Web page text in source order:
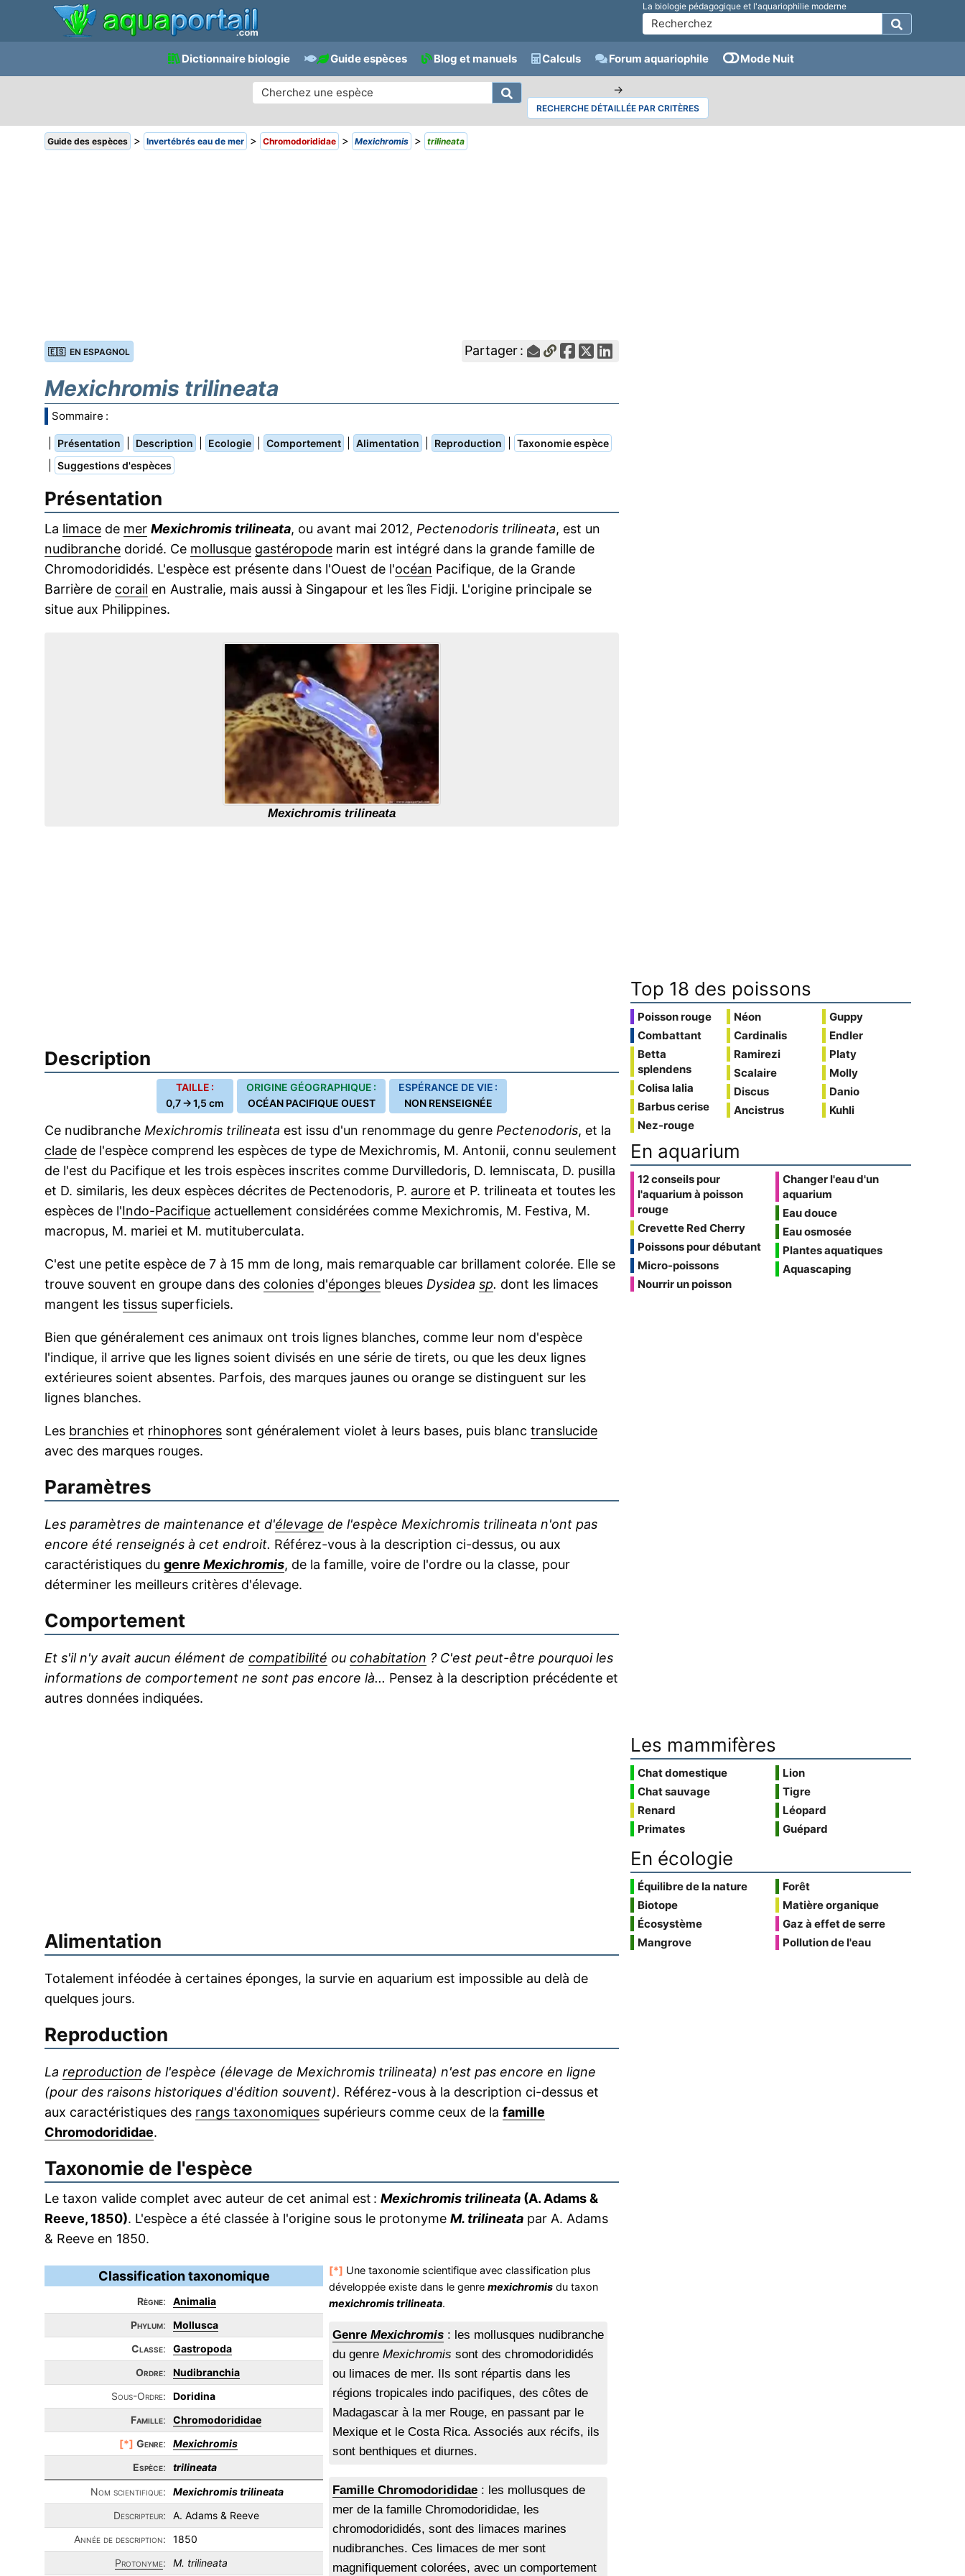
La biologie pédagogique et l'aquariophilie moderne
Dictionnaire biologie Guide espèces Blog et manuels Calculs Forum aquariophile Mode Nuit
→
RECHERCHE DÉTAILLÉE PAR CRITÈRES
Guide des espèces > Invertébrés eau de mer > Chromodorididae > Mexichromis > trilineata
🇪🇸 EN ESPAGNOL Partager :
Mexichromis trilineata
Sommaire :
Présentation Description Ecologie Comportement Alimentation Reproduction Taxonomie espèce
Suggestions d'espèces
Présentation
La limace de mer Mexichromis trilineata, ou avant mai 2012, Pectenodoris trilineata, est un
nudibranche doridé. Ce mollusque gastéropode marin est intégré dans la grande famille de
Chromodorididés. L'espèce est présente dans l'Ouest de l'océan Pacifique, de la Grande
Barrière de corail en Australie, mais aussi à Singapour et les îles Fidji. L'origine principale se
situe aux Philippines.
Mexichromis trilineata
Description
TAILLE :
0,7 → 1,5 cm
ORIGINE GÉOGRAPHIQUE :
OCÉAN PACIFIQUE OUEST
ESPÉRANCE DE VIE :
NON RENSEIGNÉE
Ce nudibranche Mexichromis trilineata est issu d'un renommage du genre Pectenodoris, et la
clade de l'espèce comprend les espèces de type de Mexichromis, M. Antonii, connu seulement
de l'est du Pacifique et les trois espèces inscrites comme Durvilledoris, D. lemniscata, D. pusilla
et D. similaris, les deux espèces décrites de Pectenodoris, P. aurore et P. trilineata et toutes les
espèces de l'Indo-Pacifique actuellement considérées comme Mexichromis, M. Festiva, M.
macropus, M. mariei et M. mutituberculata.
C'est une petite espèce de 7 à 15 mm de long, mais remarquable car brillament colorée. Elle se
trouve souvent en groupe dans des colonies d'éponges bleues Dysidea sp. dont les limaces
mangent les tissus superficiels.
Bien que généralement ces animaux ont trois lignes blanches, comme leur nom d'espèce
l'indique, il arrive que les lignes soient divisés en une série de tirets, ou que les deux lignes
extérieures soient absentes. Parfois, des marques jaunes ou orange se distinguent sur les
lignes blanches.
Les branchies et rhinophores sont généralement violet à leurs bases, puis blanc translucide
avec des marques rouges.
Paramètres
Les paramètres de maintenance et d'élevage de l'espèce Mexichromis trilineata n'ont pas
encore été renseignés à cet endroit. Référez-vous à la description ci-dessus, ou aux
caractéristiques du genre Mexichromis, de la famille, voire de l'ordre ou la classe, pour
déterminer les meilleurs critères d'élevage.
Comportement
Et s'il n'y avait aucun élément de compatibilité ou cohabitation ? C'est peut-être pourquoi les
informations de comportement ne sont pas encore là... Pensez à la description précédente et
autres données indiquées.
Alimentation
Totalement inféodée à certaines éponges, la survie en aquarium est impossible au delà de
quelques jours.
Reproduction
La reproduction de l'espèce (élevage de Mexichromis trilineata) n'est pas encore en ligne
(pour des raisons historiques d'édition souvent). Référez-vous à la description ci-dessus et
aux caractéristiques des rangs taxonomiques supérieurs comme ceux de la famille
Chromodorididae.
Taxonomie de l'espèce
Le taxon valide complet avec auteur de cet animal est : Mexichromis trilineata (A. Adams &
Reeve, 1850). L'espèce a été classée à l'origine sous le protonyme M. trilineata par A. Adams
& Reeve en 1850.
Classification taxonomique
Règne:
Animalia
Phylum:
Mollusca
Classe:
Gastropoda
Ordre:
Nudibranchia
Sous-Ordre:
Doridina
Famille:
Chromodorididae
[*] Genre:
Mexichromis
Espèce:
trilineata
Nom scientifique:
Mexichromis trilineata
Descripteur:
A. Adams & Reeve
Année de description:
1850
Protonyme: M. trilineata
[*] Une taxonomie scientifique avec classification plus
développée existe dans le genremexichromis du taxon
mexichromis trilineata.
GenreMexichromis : les mollusques nudibranche
du genreMexichromis sont des chromodorididés
ou limaces de mer. Ils sont répartis dans les
régions tropicales indo pacifiques, des côtes de
Madagascar à la mer Rouge, en passant par le
Mexique et le Costa Rica. Associés aux récifs, ils
sont benthiques et diurnes.
Famille Chromodorididae : les mollusques de
mer de la famille Chromodorididae, les
chromodorididés, sont des limaces marines
nudibranches. Ces limaces de mer sont
magnifiquement colorées, avec un comportement
Top 18 des poissons
Poisson rouge
Combattant
Betta
splendens
Colisa lalia
Barbus cerise
Nez-rouge
Néon
Cardinalis
Ramirezi
Scalaire
Discus
Ancistrus
Guppy
Endler
Platy
Molly
Danio
Kuhli
En aquarium
12 conseils pour
l'aquarium à poisson
rouge
Crevette Red Cherry
Poissons pour débutant
Micro-poissons
Nourrir un poisson
Changer l'eau d'un
aquarium
Eau douce
Eau osmosée
Plantes aquatiques
Aquascaping
Les mammifères
Chat domestique
Chat sauvage
Renard
Primates
Lion
Tigre
Léopard
Guépard
En écologie
Équilibre de la nature
Biotope
Écosystème
Mangrove
Forêt
Matière organique
Gaz à effet de serre
Pollution de l'eau